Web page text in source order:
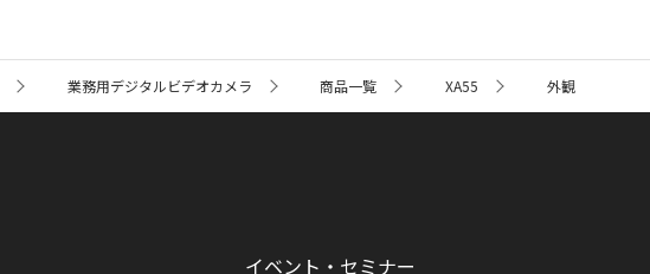
業務用デジタルビデオカメラ 商品一覧 XA55 外観
イベント・セミナー